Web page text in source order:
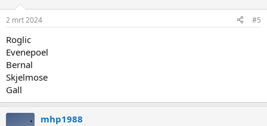
2 mrt 2024 #5
Roglic
Evenepoel
Bernal
Skjelmose
Gall
mhp1988